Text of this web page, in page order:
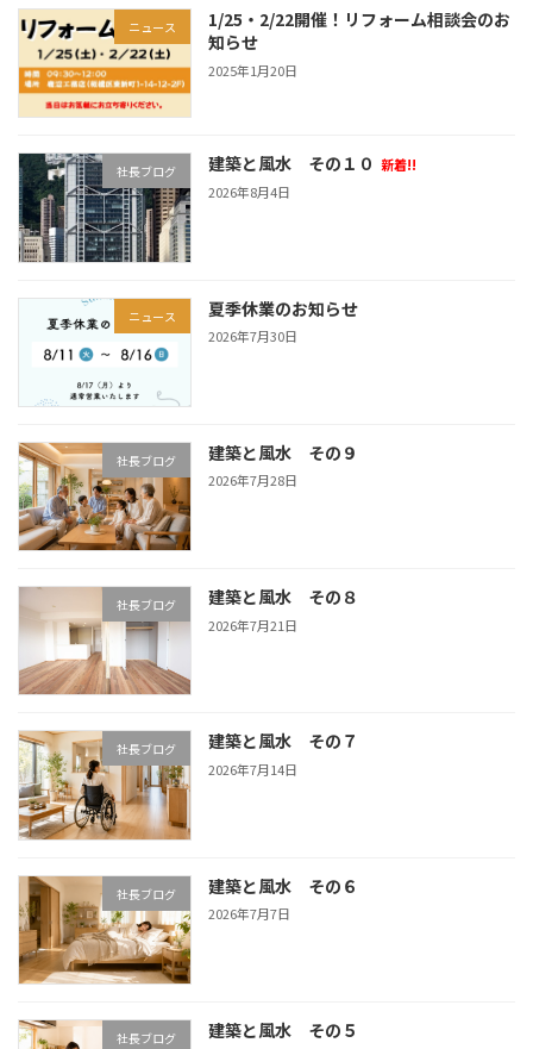
ニュース
1/25・2/22開催！リフォーム相談会のお
知らせ
2025年1月20日
社長ブログ 建築と風水 その１０ 新着!!
2026年8月4日
ニュース 夏季休業のお知らせ
2026年7月30日
社長ブログ 建築と風水 その９
2026年7月28日
社長ブログ 建築と風水 その８
2026年7月21日
社長ブログ 建築と風水 その７
2026年7月14日
社長ブログ 建築と風水 その６
2026年7月7日
社長ブログ 建築と風水 その５